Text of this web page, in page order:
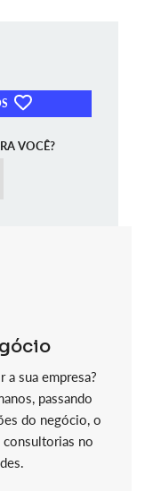
VOCÊ?
a sua empresa?
passando
do negócio, o
consultorias no